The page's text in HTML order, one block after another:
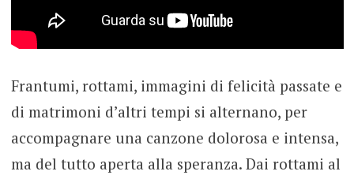
Frantumi, rottami, immagini di felicità passate e
di matrimoni d’altri tempi si alternano, per
accompagnare una canzone dolorosa e intensa,
ma del tutto aperta alla speranza. Dai rottami al